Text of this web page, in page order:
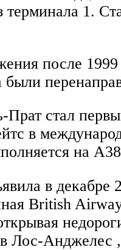
терминала 1.
после
Прат стал
в
на
в
British
в Лос-